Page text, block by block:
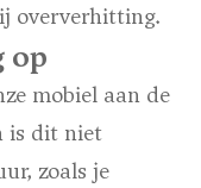
oververhitting.
op
mobiel aan de
is dit niet
zoals je